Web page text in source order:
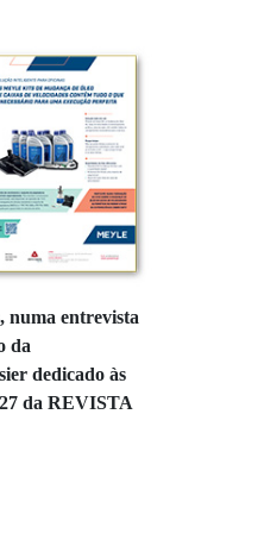
numa entrevista
da
dedicado às
da REVISTA